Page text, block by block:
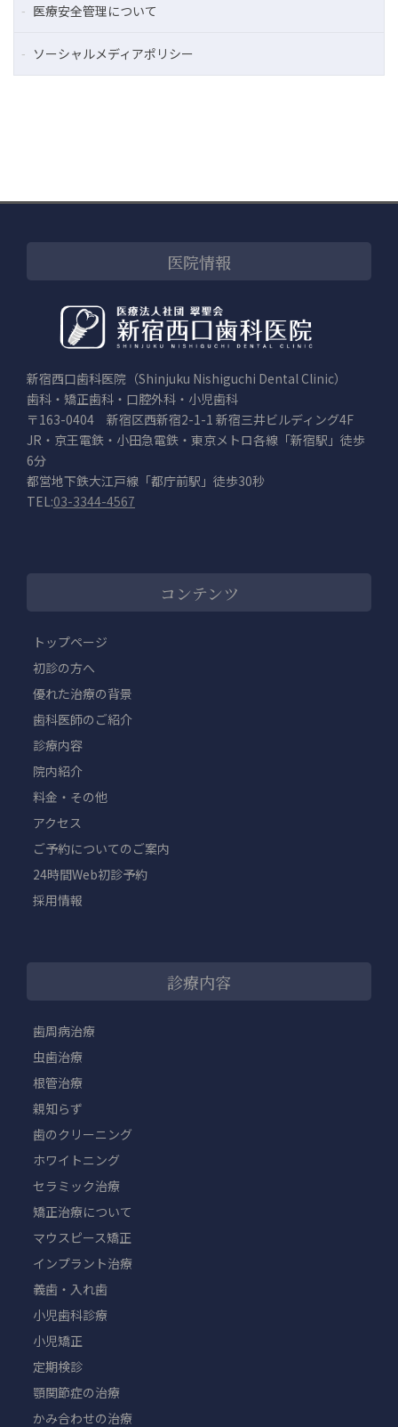
医療安全管理について
ソーシャルメディアポリシー
医院情報
新宿西口歯科医院（Shinjuku Nishiguchi Dental Clinic）
歯科・矯正歯科・口腔外科・小児歯科
〒163-0404 新宿区西新宿2-1-1 新宿三井ビルディング4F
JR・京王電鉄・小田急電鉄・東京メトロ各線「新宿駅」徒歩
6分
都営地下鉄大江戸線「都庁前駅」徒歩30秒
TEL:03-3344-4567
コンテンツ
トップページ
初診の方へ
優れた治療の背景
歯科医師のご紹介
診療内容
院内紹介
料金・その他
アクセス
ご予約についてのご案内
24時間Web初診予約
採用情報
診療内容
歯周病治療
虫歯治療
根管治療
親知らず
歯のクリーニング
ホワイトニング
セラミック治療
矯正治療について
マウスピース矯正
インプラント治療
義歯・入れ歯
小児歯科診療
小児矯正
定期検診
顎関節症の治療
かみ合わせの治療